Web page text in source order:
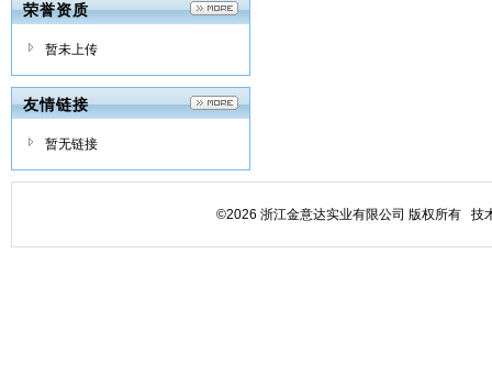
荣誉资质
暂未上传
友情链接
暂无链接
©2026 浙江金意达实业有限公司 版权所有 技